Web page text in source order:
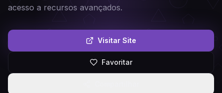
acesso a recursos avançados.
Visitar Site
Favoritar